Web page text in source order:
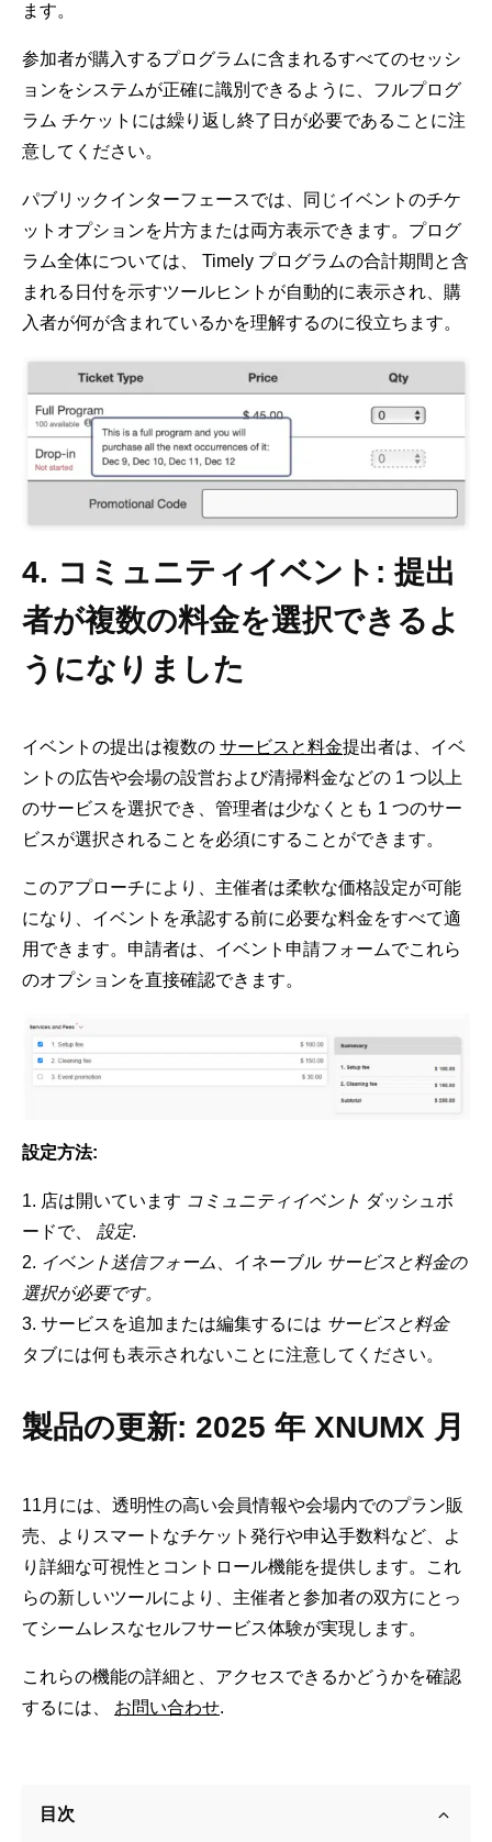
ます。
参加者が購入するプログラムに含まれるすべてのセッシ
ョンをシステムが正確に識別できるように、フルプログ
ラム チケットには繰り返し終了日が必要であることに注
意してください。
パブリックインターフェースでは、同じイベントのチケ
ットオプションを片方または両方表示できます。プログ
ラム全体については、 Timely プログラムの合計期間と含
まれる日付を示すツールヒントが自動的に表示され、購
入者が何が含まれているかを理解するのに役立ちます。
4. コミュニティイベント: 提出
者が複数の料金を選択できるよ
うになりました
イベントの提出は複数の サービスと料金提出者は、イベ
ントの広告や会場の設営および清掃料金などの 1 つ以上
のサービスを選択でき、管理者は少なくとも 1 つのサー
ビスが選択されることを必須にすることができます。
このアプローチにより、主催者は柔軟な価格設定が可能
になり、イベントを承認する前に必要な料金をすべて適
用できます。申請者は、イベント申請フォームでこれら
のオプションを直接確認できます。
設定方法:
店は開いています コミュニティイベント ダッシュボ
ードで、 設定.
イベント送信フォーム 、イネーブル サービスと料金の
選択が必要です。
サービスを追加または編集するには サービスと料金
タブには何も表示されないことに注意してください。
製品の更新: 2025 年 XNUMX 月
11月には、透明性の高い会員情報や会場内でのプラン販
売、よりスマートなチケット発行や申込手数料など、よ
り詳細な可視性とコントロール機能を提供します。これ
らの新しいツールにより、主催者と参加者の双方にとっ
てシームレスなセルフサービス体験が実現します。
これらの機能の詳細と、アクセスできるかどうかを確認
するには、 お問い合わせ.
目次